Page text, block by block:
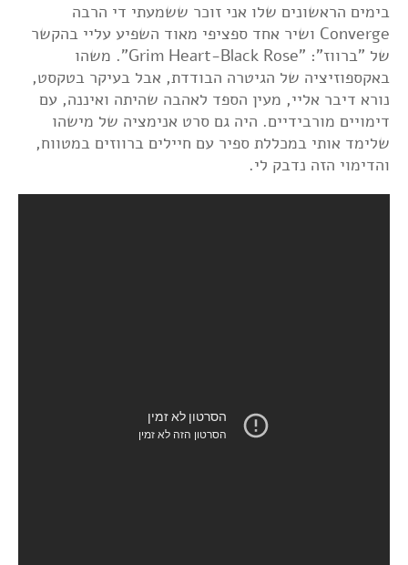
בימים הראשונים שלו אני זוכר ששמעתי די הרבה
Converge ושיר אחד ספציפי מאוד השפיע עליי בהקשר
של "ברווז": "Grim Heart-Black Rose". משהו
באקספוזיציה של הגיטרה הבודדת, אבל בעיקר בטקסט,
נורא דיבר אליי, מעין הספד לאהבה שהיתה ואיננה, עם
דימויים מורבידיים. היה גם סרט אנימציה של מישהו
שלימד אותי במכללת ספיר עם חיילים ברווזים במטווח,
והדימוי הזה נדבק לי.